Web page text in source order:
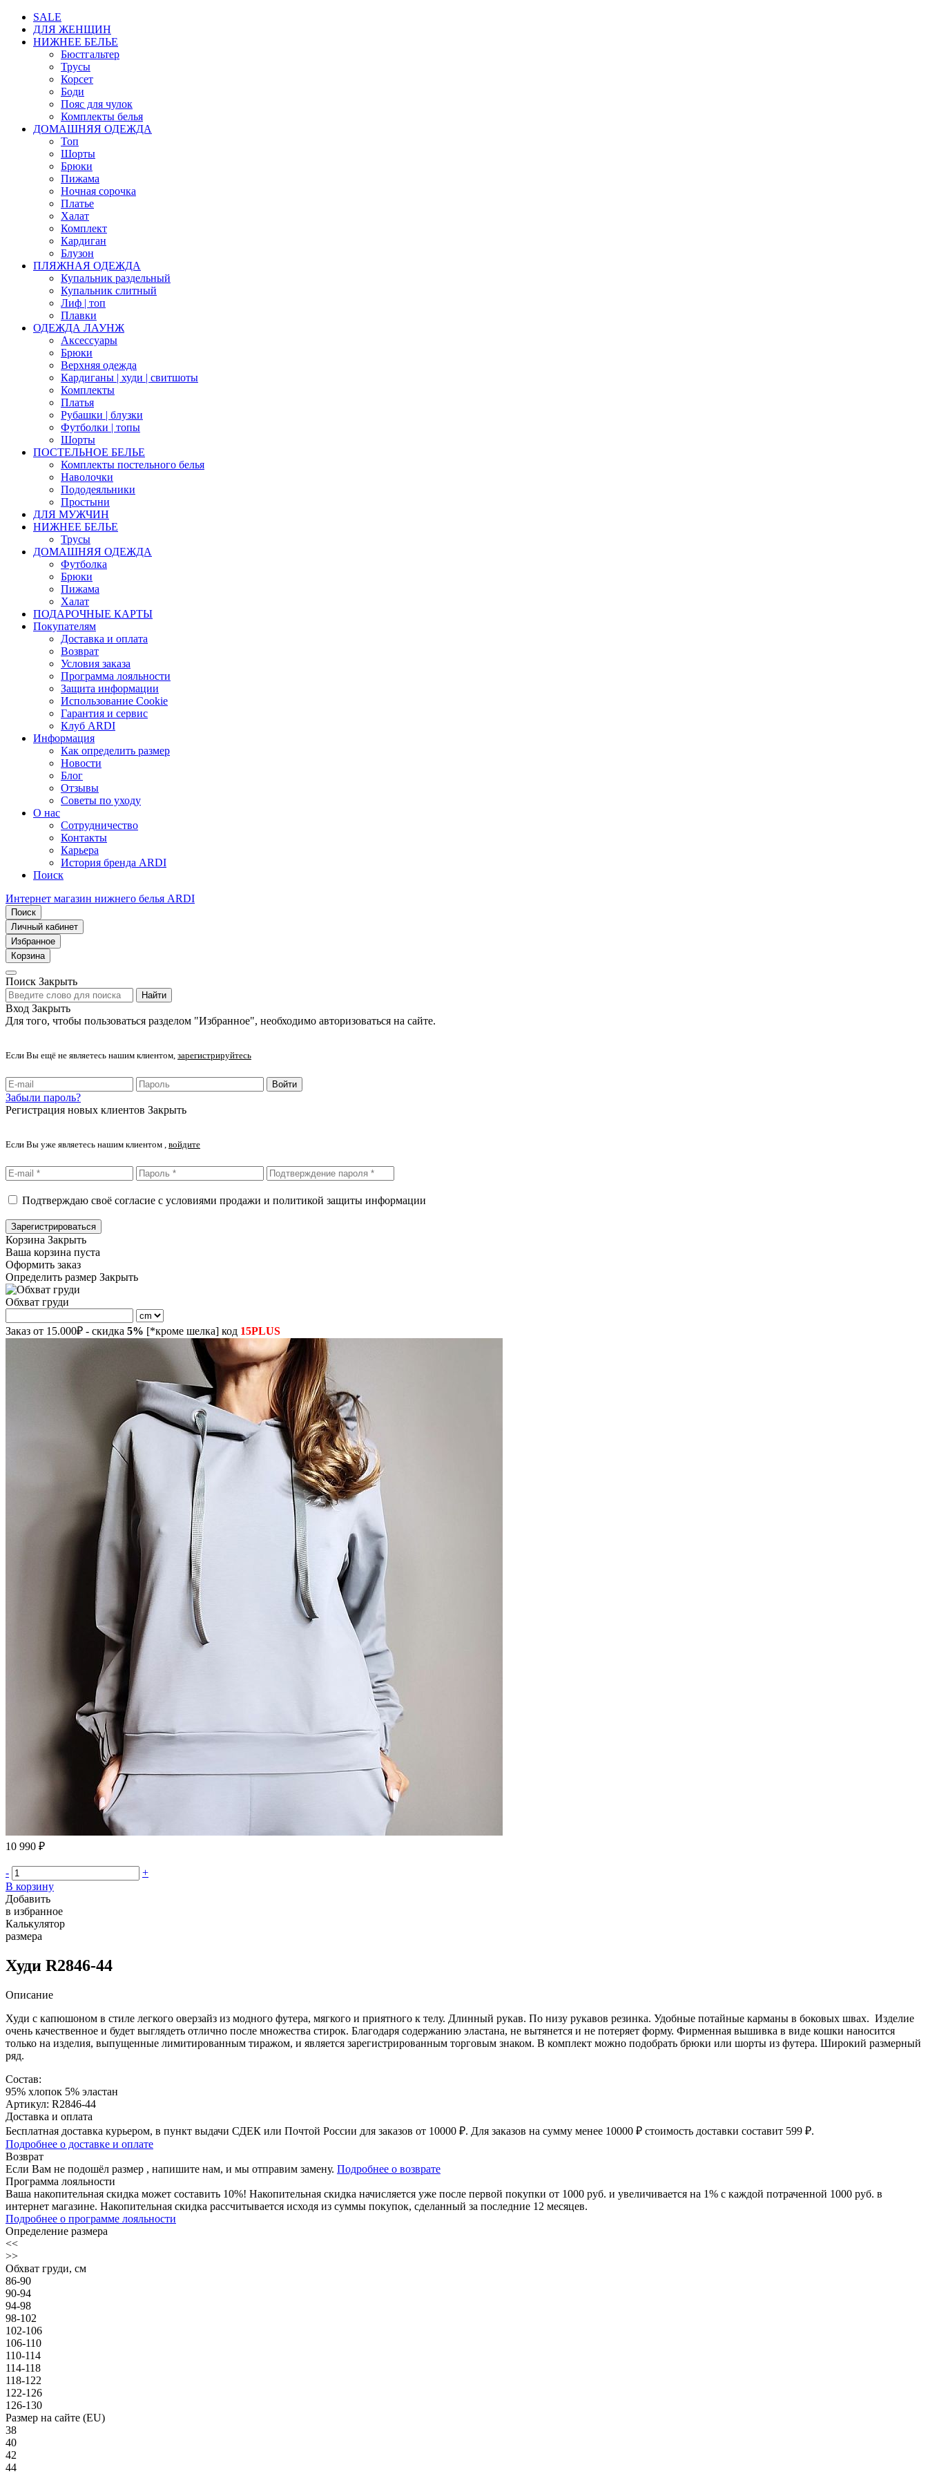
SALE
ДЛЯ ЖЕНЩИН
НИЖНЕЕ БЕЛЬЕ
Бюстгальтер
Трусы
Корсет
Боди
Пояс для чулок
Комплекты белья
ДОМАШНЯЯ ОДЕЖДА
Топ
Шорты
Брюки
Пижама
Ночная сорочка
Платье
Халат
Комплект
Кардиган
Блузон
ПЛЯЖНАЯ ОДЕЖДА
Купальник раздельный
Купальник слитный
Лиф | топ
Плавки
ОДЕЖДА ЛАУНЖ
Аксессуары
Брюки
Верхняя одежда
Кардиганы | худи | свитшоты
Комплекты
Платья
Рубашки | блузки
Футболки | топы
Шорты
ПОСТЕЛЬНОЕ БЕЛЬЕ
Комплекты постельного белья
Наволочки
Пододеяльники
Простыни
ДЛЯ МУЖЧИН
НИЖНЕЕ БЕЛЬЕ
Трусы
ДОМАШНЯЯ ОДЕЖДА
Футболка
Брюки
Пижама
Халат
ПОДАРОЧНЫЕ КАРТЫ
Покупателям
Доставка и оплата
Возврат
Условия заказа
Программа лояльности
Защита информации
Использование Cookie
Гарантия и сервис
Клуб ARDI
Информация
Как определить размер
Новости
Блог
Отзывы
Советы по уходу
О нас
Сотрудничество
Контакты
Карьера
История бренда ARDI
Поиск
Интернет магазин нижнего белья ARDI
Поиск
Личный кабинет
Избранное
Корзина
Поиск Закрыть
Найти
Вход Закрыть
Для того, чтобы пользоваться разделом "Избранное", необходимо авторизоваться на сайте.
Если Вы ещё не являетесь нашим клиентом, зарегистрируйтесь
Войти
Забыли пароль?
Регистрация новых клиентов Закрыть
Если Вы уже являетесь нашим клиентом , войдите
Подтверждаю своё согласие с условиями продажи и политикой защиты информации
Зарегистрироваться
Корзина Закрыть
Ваша корзина пуста
Оформить заказ
Определить размер Закрыть
Обхват груди
Заказ от 15.000₽ - скидка 5% [*кроме шелка] код 15PLUS
10 990 ₽
-
+
В корзину
Добавить
в избранное
Калькулятор
размера
Худи R2846-44
Описание
Худи с капюшоном в стиле легкого оверзайз из модного футера, мягкого и приятного к телу. Длинный рукав. По низу рукавов резинка. Удобные потайные карманы в боковых швах. Изделие
очень качественное и будет выглядеть отлично после множества стирок. Благодаря содержанию эластана, не вытянется и не потеряет форму. Фирменная вышивка в виде кошки наносится
только на изделия, выпущенные лимитированным тиражом, и является зарегистрированным торговым знаком. В комплект можно подобрать брюки или шорты из футера. Широкий размерный
ряд.
Состав:
95% хлопок 5% эластан
Артикул: R2846-44
Доставка и оплата
Бесплатная доставка курьером, в пункт выдачи СДЕК или Почтой России для заказов от 10000 ₽. Для заказов на сумму менее 10000 ₽ стоимость доставки составит 599 ₽.
Подробнее о доставке и оплате
Возврат
Если Вам не подошёл размер , напишите нам, и мы отправим замену. Подробнее о возврате
Программа лояльности
Ваша накопительная скидка может составить 10%! Накопительная скидка начисляется уже после первой покупки от 1000 руб. и увеличивается на 1% с каждой потраченной 1000 руб. в
интернет магазине. Накопительная скидка рассчитывается исходя из суммы покупок, сделанный за последние 12 месяцев.
Подробнее о программе лояльности
Определение размера
<<
>>
Обхват груди, см
86-90
90-94
94-98
98-102
102-106
106-110
110-114
114-118
118-122
122-126
126-130
Размер на сайте (EU)
38
40
42
44